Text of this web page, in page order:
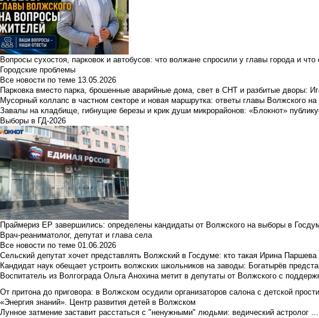
Вопросы сухостоя, парковок и автобусов: что волжане спросили у главы города и что
Городские проблемы
Все новости по теме 13.05.2026
Парковка вместо парка, брошенные аварийные дома, свет в СНТ и разбитые дворы:
Мусорный коллапс в частном секторе и новая маршрутка: ответы главы Волжского
Завалы на кладбище, гибнущие березы и крик души микрорайонов: «Блокнот»
Выборы в ГД-2026
Праймериз ЕР завершились: определены кандидаты от Волжского на выборы в
Врач-реаниматолог, депутат и глава села
Все новости по теме 01.06.2026
Сельский депутат хочет представлять Волжский в Госдуме: кто такая Ирина Паршева
Кандидат наук обещает устроить волжских школьников на заводы: Богатырёв
Воспитатель из Волгограда Ольга Анохина метит в депутаты от Волжского с
От притона до приговора: в Волжском осудили организаторов салона с детской
«Энергия знаний». Центр развития детей в Волжском
Лунное затмение заставит расстаться с "ненужными" людьми: ведический астролог ...